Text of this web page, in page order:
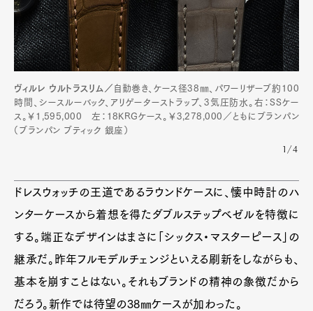
ヴィルレ ウルトラスリム／ 自動巻き、ケース径38㎜、パワーリザーブ約100
時間、シースルーバック、アリゲーターストラップ、3気圧防水。右：SSケー
ス。￥1,595,000 左：18KRGケース。￥3,278,000／ともにブランパン
（ブランパン ブティック 銀座）
1/4
ドレスウォッチの王道であるラウンドケースに、懐中時計のハ
ンターケースから着想を得たダブルステップベゼルを特徴に
する。端正なデザインはまさに「シックス・マスターピース」の
継承だ。昨年フルモデルチェンジといえる刷新をしながらも、
基本を崩すことはない。それもブランドの精神の象徴だから
だろう。新作では待望の38㎜ケースが加わった。